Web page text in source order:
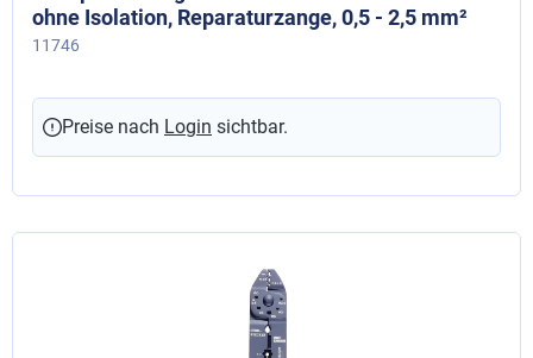
ohne Isolation, Reparaturzange, 0,5 - 2,5 mm²
11746
Preise nach Login sichtbar.